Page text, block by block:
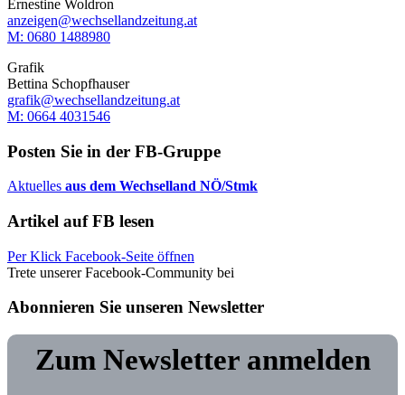
Ernestine Woldron
anzeigen@wechsellandzeitung.at
M: ‭0680 1488980‬
Grafik
Bettina Schopfhauser
grafik@wechsellandzeitung.at
M: 0664 4031546
Posten Sie in der FB-Gruppe
Aktuelles aus dem Wechselland NÖ/Stmk
Artikel auf FB lesen
Per Klick Facebook-Seite öffnen
Trete unserer Facebook-Community bei
Abonnieren Sie unseren Newsletter
Zum Newsletter anmelden